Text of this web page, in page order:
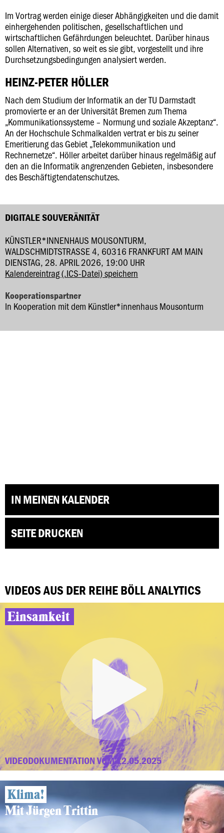
Im Vortrag werden einige dieser Abhängigkeiten und die damit
einhergehenden politischen, gesellschaftlichen und
wirtschaftlichen Gefährdungen beleuchtet. Darüber hinaus
sollen Alternativen, so weit es sie gibt, vorgestellt und ihre
Durchsetzungsbedingungen analysiert werden.
HEINZ-PETER HÖLLER
Nach dem Studium der Informatik an der TU Darmstadt
promovierte er an der Universität Bremen zum Thema
„Kommunikationssysteme – Normung und soziale Akzeptanz“.
An der Hochschule Schmalkalden vertrat er bis zu seiner
Emeritierung das Gebiet „Telekommunikation und
Rechnernetze“. Höller arbeitet darüber hinaus regelmäßig auf
den an die Informatik angrenzenden Gebieten, insbesondere
des Beschäftigtendatenschutzes.
DIGITALE SOUVERÄNITÄT
KÜNSTLER*INNENHAUS MOUSONTURM,
WALDSCHMIDTSTRASSE 4, 60316 FRANKFURT AM MAIN
DIENSTAG, 28. APRIL 2026, 19:00 UHR
Kalendereintrag (.ICS-Datei) speichern
Kooperationspartner
In Kooperation mit dem Künstler*innenhaus Mousonturm
IN MEINEN KALENDER
SEITE DRUCKEN
VIDEOS AUS DER REIHE BÖLL ANALYTICS
Einsamkeit
VIDEODOKUMENTATION VOM 12.05.2025
Klima!
Mit Jürgen Trittin